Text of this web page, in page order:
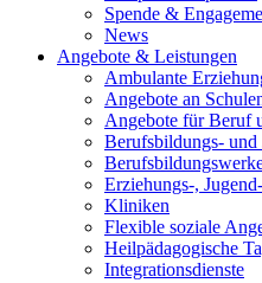
Spende &
News
Angebote & Leistungen
Ambulante
Angebote an
Angebote für Beruf
Berufsbildungs- und
Erziehungs-,
Kliniken
Flexible soziale
Heilpädagogische
Integrationsdienste